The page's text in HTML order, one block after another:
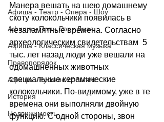
Афиша - Театр - Опера - Шоу
Афиша - Поп - Рок - Джаз
Афиша - Классическая музыка
Правопорядок
Афиша - Русские события
История
Недвижимость
Манера вешать на шею домашнему
скоту колокольчики появилась в
незапамятные времена. Согласно
археологическим свидетельствам  5
тыс. лет назад люди уже вешали на
одомашненных животных
специальные керамические
колокольчики. По-видимому, уже в те
времена они выполняли двойную
функцию. С одной стороны, звон